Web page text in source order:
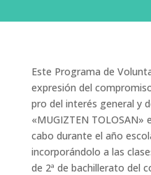
Este Programa de
expresión del
pro del interés general y
«MUGIZTEN TOLOSAN»
cabo durante el año
incorporándolo a las
de 2ª de bachillerato del